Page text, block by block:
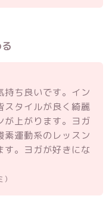
持ち良いです。イン
スタイルが良く綺麗
が上がります。ヨガ
素運動系のレッスン
す。ヨガが好きにな